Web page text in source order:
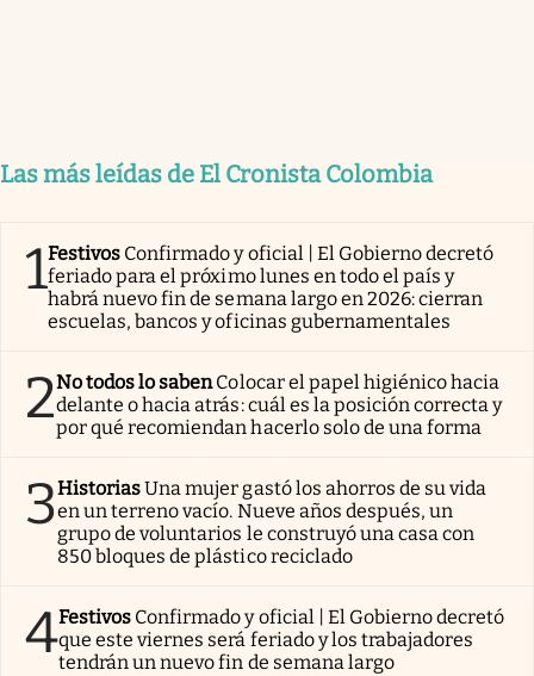
Las más leídas de El Cronista Colombia
1Festivos Confirmado y oficial | El Gobierno decretó
feriado para el próximo lunes en todo el país y
habrá nuevo fin de semana largo en 2026: cierran
escuelas, bancos y oficinas gubernamentales
2No todos lo sabenColocar el papel higiénico hacia
delante o hacia atrás: cuál es la posición correcta y
por qué recomiendan hacerlo solo de una forma
3HistoriasUna mujer gastó los ahorros de su vida
en un terreno vacío. Nueve años después, un
grupo de voluntarios le construyó una casa con
850 bloques de plástico reciclado
4Festivos Confirmado y oficial | El Gobierno decretó
que este viernes será feriado y los trabajadores
tendrán un nuevo fin de semana largo